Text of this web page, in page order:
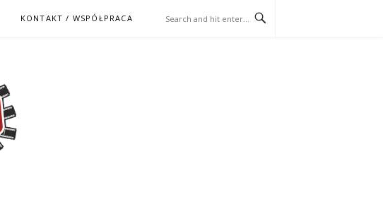
KONTAKT / WSPÓŁPRACA